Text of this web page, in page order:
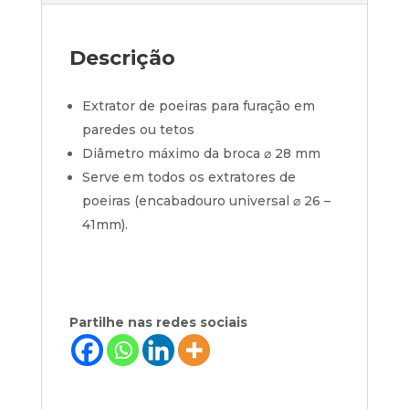
Descrição
Extrator de poeiras para furação em
paredes ou tetos
Diâmetro máximo da broca ⌀ 28 mm
Serve em todos os extratores de
poeiras (encabadouro universal ⌀ 26 –
41mm).
Partilhe nas redes sociais